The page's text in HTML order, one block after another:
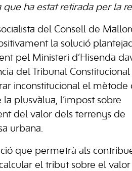
que ha estat retirada per la
del Consell de
la solució
pel Ministeri d’Hisenda
del Tribunal
inconstitucional el mètode
la plusvàlua, l’impost sobre
del valor dels terrenys de
urbana.
que permetrà als
el tribut sobre el valor